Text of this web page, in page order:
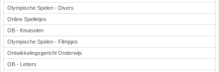
Olympische Spelen - Divers
Online Spelletjes
OB - Knutselen
Olympische Spelen - Filmpjes
Ontwikkelingsgericht Onderwijs
OB - Letters